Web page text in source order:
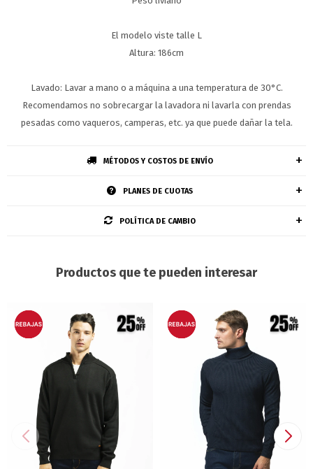
El modelo viste talle L
Altura: 186cm
Lavado: Lavar a mano o a máquina a una temperatura de 30°C.
Recomendamos no sobrecargar la lavadora ni lavarla con prendas
pesadas como vaqueros, camperas, etc. ya que puede dañar la tela.
MÉTODOS Y COSTOS DE ENVÍO
PLANES DE CUOTAS
POLÍTICA DE CAMBIO
Productos que te pueden interesar